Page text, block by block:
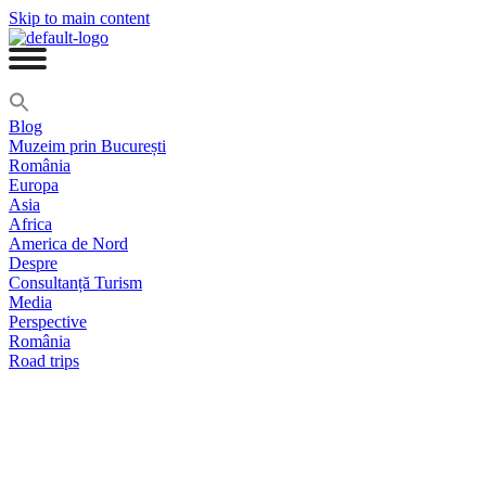
Skip to main content
Blog
Muzeim prin București
România
Europa
Asia
Africa
America de Nord
Despre
Consultanță Turism
Media
Perspective
România
Road trips